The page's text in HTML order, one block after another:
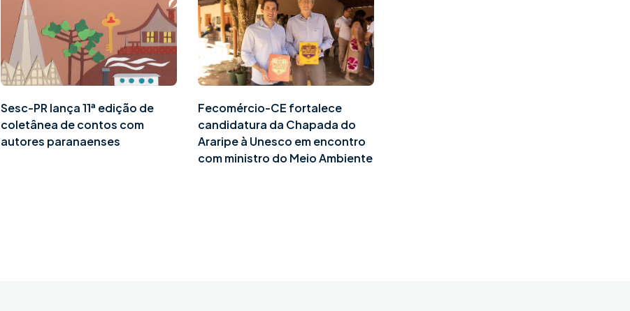
Sesc-PR lança 11ª edição de
coletânea de contos com
autores paranaenses
Fecomércio-CE fortalece
candidatura da Chapada do
Araripe à Unesco em encontro
com ministro do Meio Ambiente